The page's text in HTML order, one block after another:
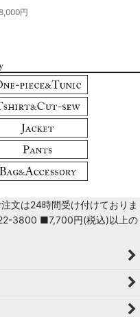
円
文は24時間受け付けておりま
3800 ■7,700円(税込)以上の